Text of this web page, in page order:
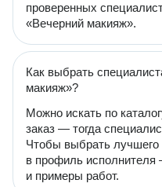
проверенных
«Вечерний макияж».
Как выбрать
макияж»?
Можно искать по
заказ — тогда
Чтобы выбрать лучшего
в профиль
и примеры работ.